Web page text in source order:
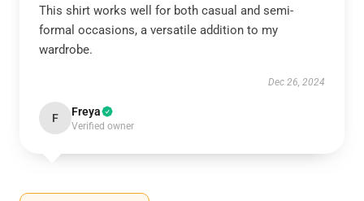
This shirt works well for both casual and semi-
formal occasions, a versatile addition to my
wardrobe.
Dec 26, 2024
F Freya
Verified owner